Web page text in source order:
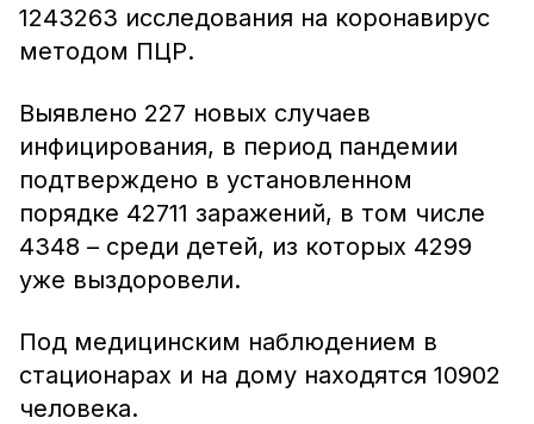
1243263 исследования на коронавирус
методом ПЦР.
Выявлено 227 новых случаев
инфицирования, в период пандемии
подтверждено в установленном
порядке 42711 заражений, в том числе
4348 – среди детей, из которых 4299
уже выздоровели.
Под медицинским наблюдением в
стационарах и на дому находятся 10902
человека.